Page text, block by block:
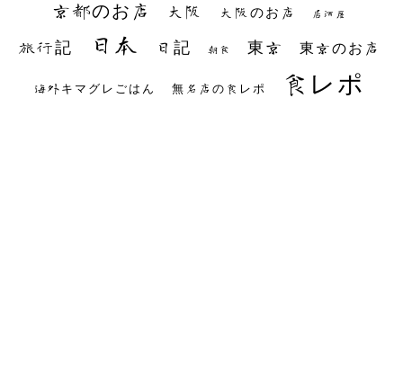
京都のお店 大阪 大阪のお店 居酒屋
旅行記 日本 日記 朝食 東京 東京のお店
海外キマグレごはん 無名店の食レポ 食レポ